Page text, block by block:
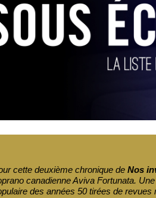
cette deuxième chronique deNos
canadienne Aviva Fortunata.
des années 50 tirées de revues